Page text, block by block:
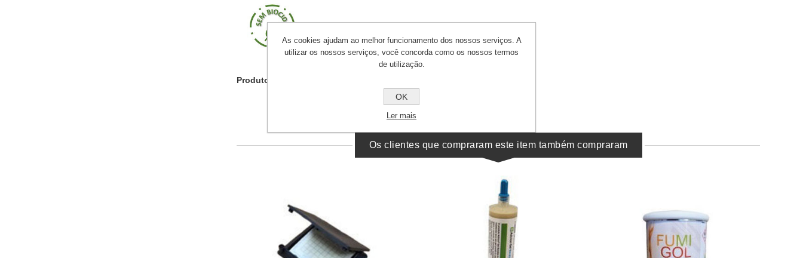
Produto sem biocida
Os clientes que compraram este item também compraram
As cookies ajudam ao melhor funcionamento dos nossos serviços. A
utilizar os nossos serviços, você concorda como os nossos termos
de utilização.
OK
Ler mais